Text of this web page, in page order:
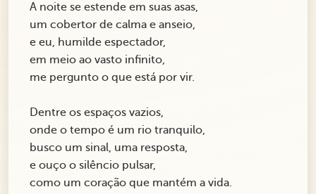
A noite se estende em suas asas,
um cobertor de calma e anseio,
e eu, humilde espectador,
em meio ao vasto infinito,
me pergunto o que está por vir.
Dentre os espaços vazios,
onde o tempo é um rio tranquilo,
busco um sinal, uma resposta,
e ouço o silêncio pulsar,
como um coração que mantém a vida.